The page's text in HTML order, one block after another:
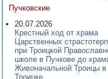
Пучковские
20.07.2026
Крестный ход от храма
Царственных
при Троицкой
школе в Пучкове до
Живоначальной Троицы в
Троицке